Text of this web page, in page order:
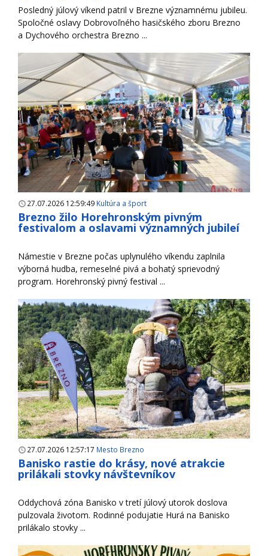
Posledný júlový víkend patril v Brezne významnému jubileu.
Spoločné oslavy Dobrovoľného hasičského zboru Brezno
a Dychového orchestra Brezno ...
27.07.2026 12:59:49 Kultúra a šport
Brezno žilo Horehronským pivným
festivalom a oslavami významných jubileí
Námestie v Brezne počas uplynulého víkendu zaplnila
výborná hudba, remeselné pivá a bohatý sprievodný
program. Horehronský pivný festival ...
27.07.2026 12:57:17 Mesto Brezno
Banisko rastie do krásy, nové atrakcie
prilákali stovky návštevníkov
Oddychová zóna Banisko v tretí júlový utorok doslova
pulzovala životom. Rodinné podujatie Hurá na Banisko
prilákalo stovky ...